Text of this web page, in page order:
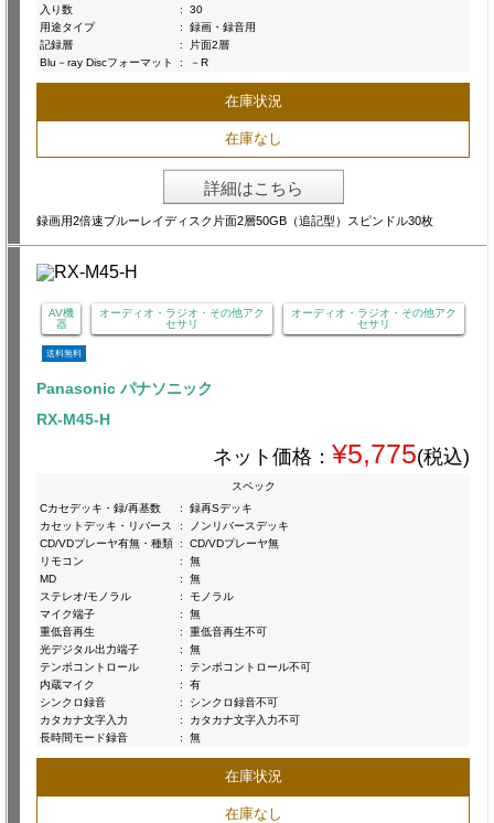
入り数
:
30
用途タイプ
:
録画・録音用
記録層
:
片面2層
Blu－ray Discフォーマット
: －R
在庫状況
在庫なし
詳細はこちら
録画用2倍速ブルーレイディスク片面2層50GB（追記型）スピンドル30枚
AV機
器
オーディオ・ラジオ・その他アク
セサリ
オーディオ・ラジオ・その他アク
セサリ
送料無料
Panasonic パナソニック
RX-M45-H
ネット価格： ¥5,775(税込)
スペック
Cカセデッキ・録/再基数
:
録再Sデッキ
カセットデッキ・リバース
:
ノンリバースデッキ
CD/VDプレーヤ有無・種類 :
CD/VDプレーヤ無
リモコン
:
無
MD
:
無
ステレオ/モノラル
:
モノラル
マイク端子
:
無
重低音再生
:
重低音再生不可
光デジタル出力端子
:
無
テンポコントロール
:
テンポコントロール不可
内蔵マイク
:
有
シンクロ録音
:
シンクロ録音不可
カタカナ文字入力
:
カタカナ文字入力不可
長時間モード録音
: 無
在庫状況
在庫なし